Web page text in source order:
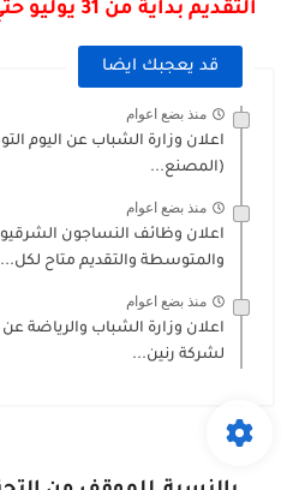
التقديم بداية من 31 يوليو حتي 9 اغسطس المقبل
قد يعجبك ايضا
منذ بضع اعوام
اعلان وزارة الشباب عن اليوم
(المصنع...
منذ بضع اعوام
اعلان وظائف النساجون
والمتوسطة والتقديم متاح لكل...
منذ بضع اعوام
اعلان وزارة الشباب والرياضة
لشركة رنين...